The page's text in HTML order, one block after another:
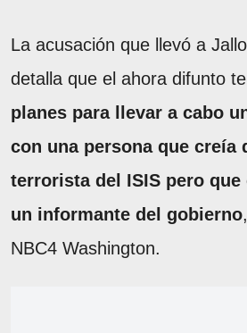
La acusación que llevó a
detalla que el ahora difunto
planes para llevar a cabo
con una persona que creía
terrorista del ISIS pero que
un informante del gobierno
NBC4 Washington.